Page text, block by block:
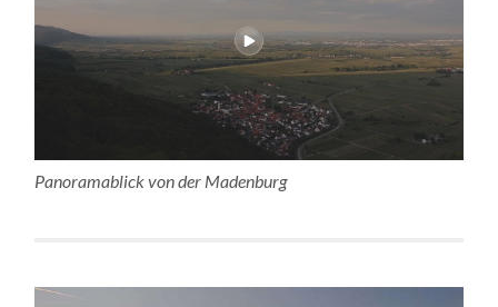
Panoramablick von der Madenburg